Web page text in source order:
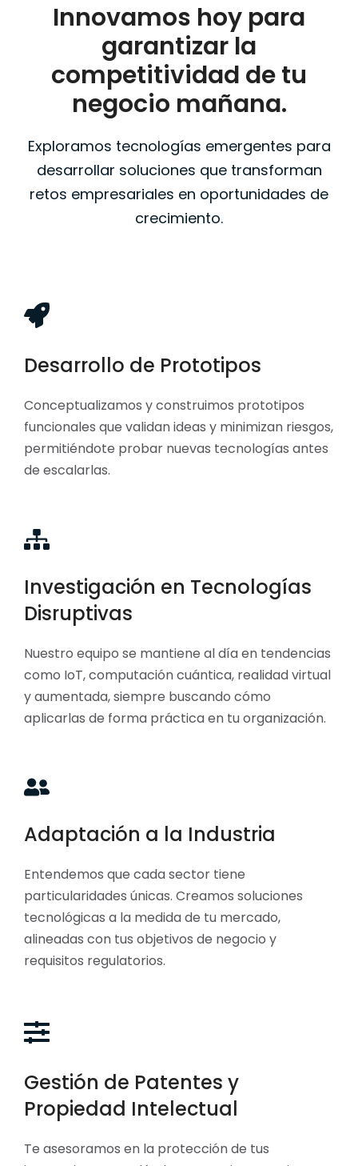
Innovamos hoy para
garantizar la
competitividad de tu
negocio mañana.
Exploramos tecnologías emergentes para
desarrollar soluciones que transforman
retos empresariales en oportunidades de
crecimiento.
Desarrollo de Prototipos
Conceptualizamos y construimos prototipos
funcionales que validan ideas y minimizan riesgos,
permitiéndote probar nuevas tecnologías antes
de escalarlas.
Investigación en Tecnologías
Disruptivas
Nuestro equipo se mantiene al día en tendencias
como IoT, computación cuántica, realidad virtual
y aumentada, siempre buscando cómo
aplicarlas de forma práctica en tu organización.
Adaptación a la Industria
Entendemos que cada sector tiene
particularidades únicas. Creamos soluciones
tecnológicas a la medida de tu mercado,
alineadas con tus objetivos de negocio y
requisitos regulatorios.
Gestión de Patentes y
Propiedad Intelectual
Te asesoramos en la protección de tus